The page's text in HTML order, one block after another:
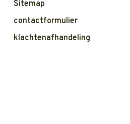
Sitemap
contactformulier
klachtenafhandeling